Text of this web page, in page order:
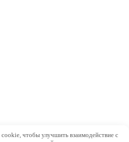
права защищены. Разработка и
чтобы улучшить взаимодействие с